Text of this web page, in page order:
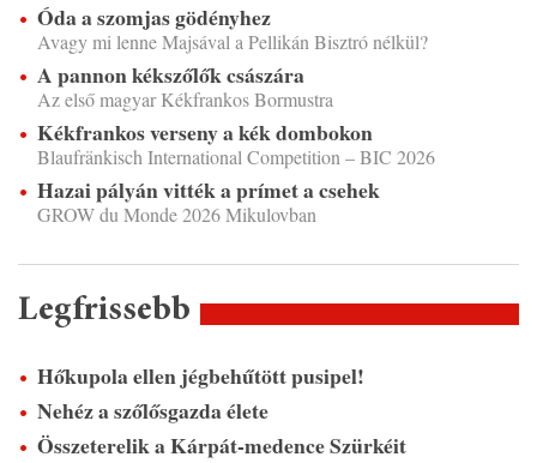
Óda a szomjas gödényhez
Avagy mi lenne Majsával a Pellikán Bisztró nélkül?
A pannon kékszőlők császára
Az első magyar Kékfrankos Bormustra
Kékfrankos verseny a kék dombokon
Blaufränkisch International Competition – BIC 2026
Hazai pályán vitték a prímet a csehek
GROW du Monde 2026 Mikulovban
Legfrissebb
Hőkupola ellen jégbehűtött pusipel!
Nehéz a szőlősgazda élete
Összeterelik a Kárpát-medence Szürkéit